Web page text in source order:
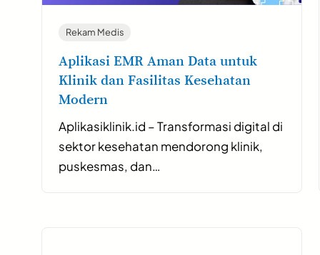
Rekam Medis
Aplikasi EMR Aman Data untuk
Klinik dan Fasilitas Kesehatan
Modern
Aplikasiklinik.id – Transformasi digital di
sektor kesehatan mendorong klinik,
puskesmas, dan…